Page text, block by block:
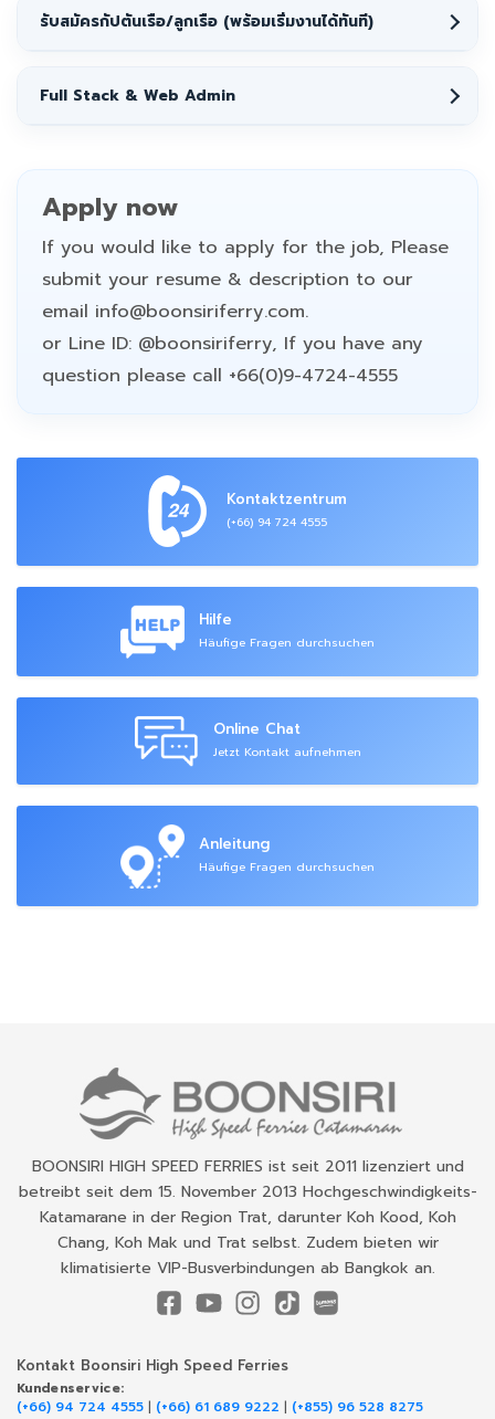
รับสมัครกัปตันเรือ/ลูกเรือ (พร้อมเริ่มงานได้ทันที)
Full Stack & Web Admin
Apply now
If you would like to apply for the job, Please
submit your resume & description to our
email info@boonsiriferry.com.
or Line ID: @boonsiriferry, If you have any
question please call +66(0)9-4724-4555
Kontaktzentrum
(+66) 94 724 4555
Hilfe
Häufige Fragen durchsuchen
Online Chat
Jetzt Kontakt aufnehmen
Anleitung
Häufige Fragen durchsuchen
BOONSIRI HIGH SPEED FERRIES ist seit 2011 lizenziert und
betreibt seit dem 15. November 2013 Hochgeschwindigkeits-
Katamarane in der Region Trat, darunter Koh Kood, Koh
Chang, Koh Mak und Trat selbst. Zudem bieten wir
klimatisierte VIP-Busverbindungen ab Bangkok an.
Kontakt Boonsiri High Speed Ferries
Kundenservice:
(+66) 94 724 4555 | (+66) 61 689 9222 | (+855) 96 528 8275